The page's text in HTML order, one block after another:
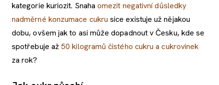
kategorie kuriozit. Snahaomezit negativní důsledky
nadměrné konzumace cukru sice existuje už nějakou
dobu, ovšem jak to asi může dopadnout v Česku, kde se
spotřebuje až50 kilogramů čistého cukru a cukrovinek
za rok?